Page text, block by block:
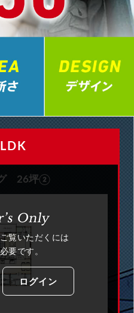
グ 26坪②
覧いただくには
要です。
ログイン